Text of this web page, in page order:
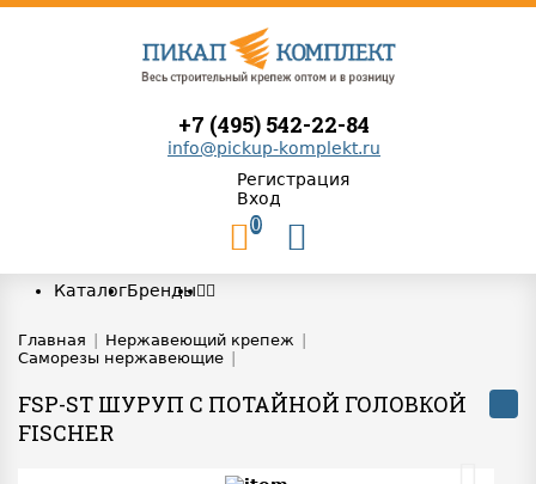
+7 (495) 542-22-84
info@pickup-komplekt.ru
Регистрация
Вход
0
КаталогБренды
Главная Нержавеющий крепеж
Саморезы нержавеющие
FSP-ST ШУРУП С ПОТАЙНОЙ ГОЛОВКОЙ
FISCHER